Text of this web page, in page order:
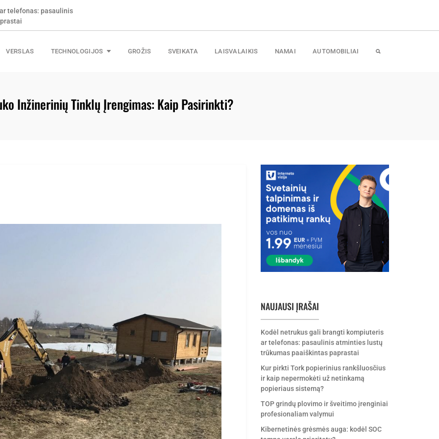
telefonas: pasaulinis
kaip nepermokėti už
VERSLAS TECHNOLOGIJOS GROŽIS SVEIKATA LAISVALAIKIS NAMAI AUTOMOBILIAI
Inžinerinių Tinklų Įrengimas: Kaip Pasirinkti?
NAUJAUSI ĮRAŠAI
Kodėl netrukus gali brangti kompiuteris
ar telefonas: pasaulinis atminties lustų
trūkumas paaiškintas paprastai
Kur pirkti Tork popierinius rankšluosčius
ir kaip nepermokėti už netinkamą
popieriaus sistemą?
TOP grindų plovimo ir šveitimo įrenginiai
profesionaliam valymui
Kibernetinės grėsmės auga: kodėl SOC